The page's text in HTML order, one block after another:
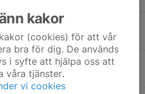
2022 kakor
(cookies) för att vår
bra för dig. De används
i syfte att hjälpa oss att
våra tjänster.
vi cookies